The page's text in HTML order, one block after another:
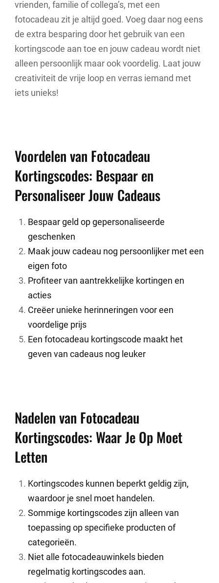
vrienden, familie of collega’s, met een
fotocadeau zit je altijd goed. Voeg daar nog eens
de extra besparing door het gebruik van een
kortingscode aan toe en jouw cadeau wordt niet
alleen persoonlijk maar ook voordelig. Laat jouw
creativiteit de vrije loop en verras iemand met
iets unieks!
Voordelen van Fotocadeau
Kortingscodes: Bespaar en
Personaliseer Jouw Cadeaus
Bespaar geld op gepersonaliseerde
geschenken
Maak jouw cadeau nog persoonlijker met een
eigen foto
Profiteer van aantrekkelijke kortingen en
acties
Creëer unieke herinneringen voor een
voordelige prijs
Een fotocadeau kortingscode maakt het
geven van cadeaus nog leuker
Nadelen van Fotocadeau
Kortingscodes: Waar Je Op Moet
Letten
Kortingscodes kunnen beperkt geldig zijn,
waardoor je snel moet handelen.
Sommige kortingscodes zijn alleen van
toepassing op specifieke producten of
categorieën.
Niet alle fotocadeauwinkels bieden
regelmatig kortingscodes aan.